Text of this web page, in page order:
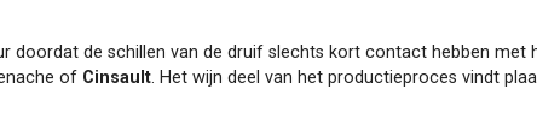
doordat de schillen van de druif slechts kort contact hebben
of Cinsault. Het wijn deel van het productieproces vindt